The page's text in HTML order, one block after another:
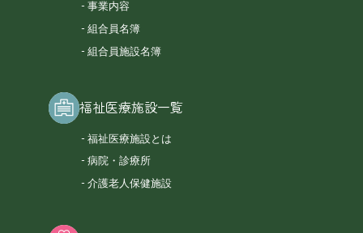
事業内容
組合員名簿
組合員施設名簿
福祉医療施設一覧
福祉医療施設とは
病院・診療所
介護老人保健施設